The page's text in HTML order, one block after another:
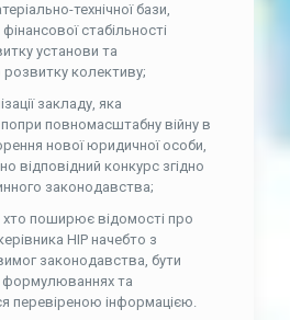
технічної бази,
стабільності
установи та
розвитку колективу;
закладу, яка
повномасштабну війну в
нової юридичної особи,
відповідний конкурс згідно
законодавства;
хто поширює відомості про
НІР начебто з
законодавства, бути
формулюваннях та
перевіреною інформацією.